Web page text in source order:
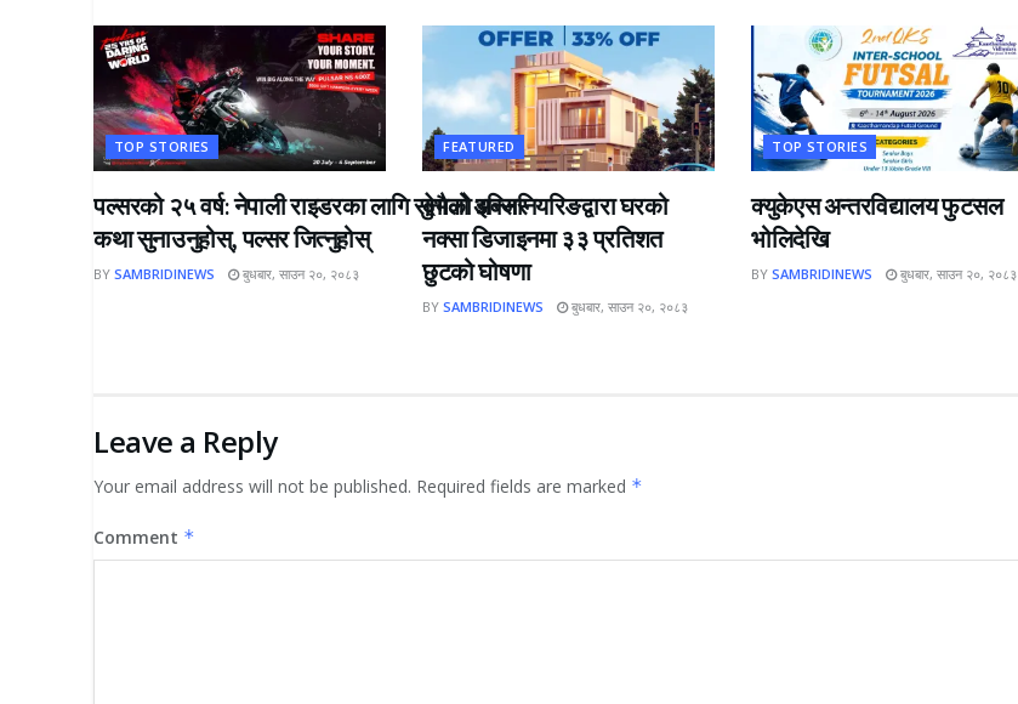
TOP STORIES
पल्सरको २५ वर्ष: नेपाली राइडरका लागि सुनौलो अवसर
कथा सुनाउनुहोस्, पल्सर जित्नुहोस्
BY SAMBRIDINEWS बुधबार, साउन २०, २०८३
FEATURED
देभको इन्जिनियरिङद्वारा घरको
नक्सा डिजाइनमा ३३ प्रतिशत
छुटको घोषणा
BY SAMBRIDINEWS बुधबार, साउन २०, २०८३
TOP STORIES
क्युकेएस अन्तरविद्यालय फुटसल
भोलिदेखि
BY SAMBRIDINEWS बुधबार, साउन २०, २०८३
Leave a Reply
Your email address will not be published. Required fields are marked *
Comment *